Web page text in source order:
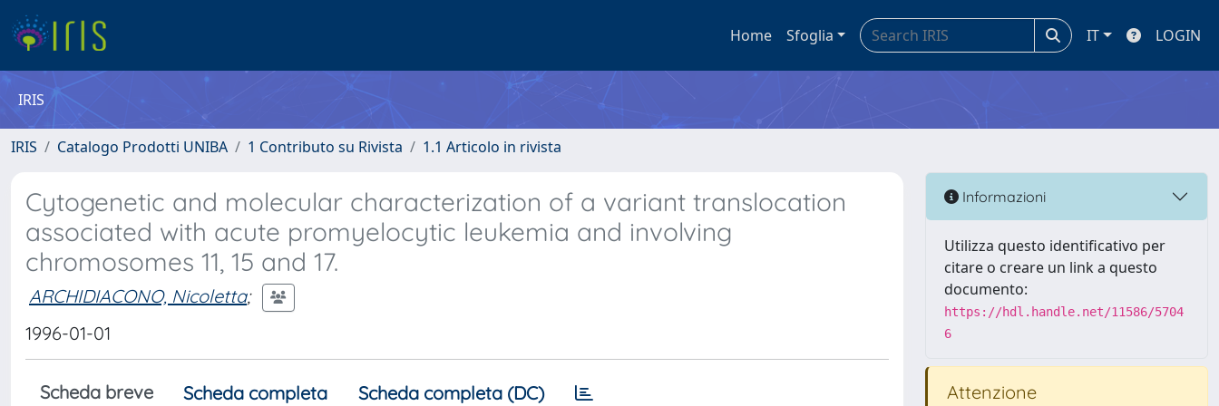
Home Sfoglia IT LOGIN
IRIS
IRIS Catalogo Prodotti UNIBA 1 Contributo su Rivista 1.1 Articolo in rivista
Cytogenetic and molecular characterization of a variant translocation
associated with acute promyelocytic leukemia and involving
chromosomes 11, 15 and 17.
ARCHIDIACONO, Nicoletta;
1996-01-01
Scheda breve Scheda completa Scheda completa (DC)
Informazioni
Utilizza questo identificativo per
citare o creare un link a questo
documento:
https://hdl.handle.net/11586/5704
6
Attenzione